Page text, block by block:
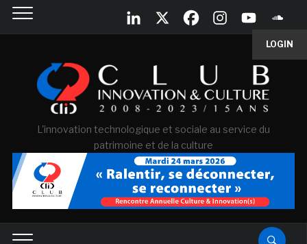
LOGIN
L'innovation technologique et sociale au service du
patrimoine et de la culture